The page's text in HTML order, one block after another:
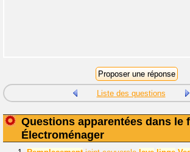
Liste des questions
Questions apparentées dans le
Électroménager